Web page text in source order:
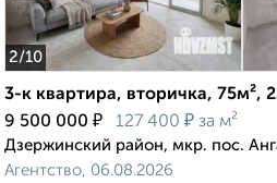
2/10
3-к квартира, вторичка, 75м²,
9 500 000 ₽ 127 400 ₽ за м²
Дзержинский район, мкр. пос.
Агентство, 06.08.2026